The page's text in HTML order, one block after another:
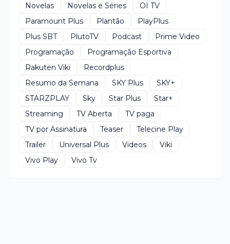
Novelas
Novelas e Séries
OI TV
Paramount Plus
Plantão
PlayPlus
Plus SBT
PlutoTV Podcast
Prime Video
Programação
Programação Esportiva
Rakuten Viki
Recordplus
Resumo da Semana
SKY Plus
SKY+
STARZPLAY
Sky Star Plus
Star+
Streaming
TV Aberta
TV paga
TV por Assinatura
Teaser
Telecine Play
Trailer
Universal Plus Videos
Viki
Vivo Play
Vivo Tv